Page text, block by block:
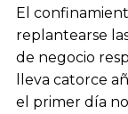
El
replantearse
de negocio
lleva catorce
el primer día